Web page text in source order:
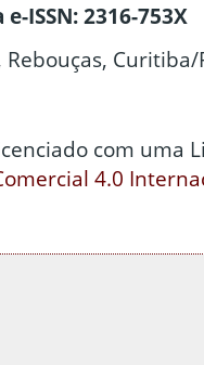
ISSN: 2316-753X
Curitiba/
com uma
4.0